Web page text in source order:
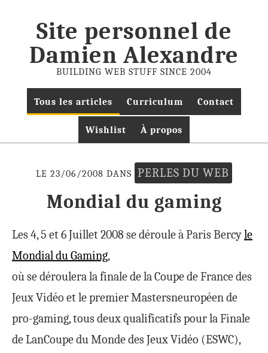
Site personnel de
Damien Alexandre
BUILDING WEB STUFF SINCE 2004
Tous les articles Curriculum Contact
Wishlist À propos
LE 23/06/2008 DANS PERLES DU WEB
Mondial du gaming
Les 4, 5 et 6 Juillet 2008 se déroule à Paris Bercyle
Mondial du Gaming,
où se déroulera la finale de la Coupe de France des
Jeux Vidéo et le premier Mastersneuropéen de
pro-gaming, tous deux qualificatifs pour la Finale
de LanCoupe du Monde des Jeux Vidéo (ESWC),